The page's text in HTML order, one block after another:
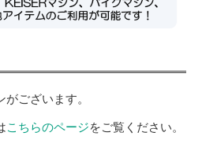
がございます。
こちらのページをご覧ください。